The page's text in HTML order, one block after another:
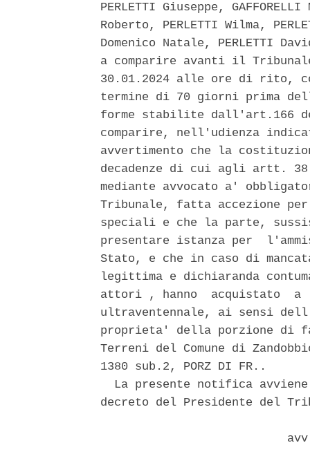
PERLETTI Giuseppe,
Roberto, PERLETTI Wilma,
Domenico Natale, PERLETTI
a comparire avanti il
30.01.2024 alle ore di rito,
termine di 70 giorni prima
forme stabilite dall'art.166
comparire, nell'udienza
avvertimento che la
decadenze di cui agli artt.
mediante avvocato a'
Tribunale, fatta accezione
speciali e che la parte,
presentare istanza per
Stato, e che in caso di
legittima e dichiaranda
attori , hanno  acquistato  a
ultraventennale, ai sensi
proprieta' della porzione di
Terreni del Comune di
1380 sub.2, PORZ DI FR..
La presente notifica
decreto del Presidente del